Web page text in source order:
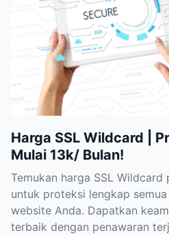
Harga SSL Wildcard |
Mulai 13k/ Bulan!
Temukan harga SSL Wildcard
untuk proteksi lengkap
website Anda. Dapatkan
terbaik dengan penawaran